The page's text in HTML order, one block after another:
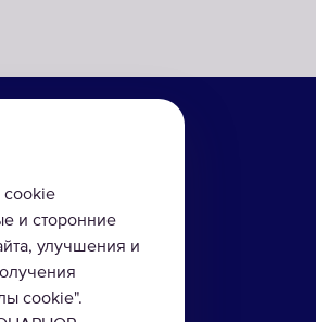
cookie
и сторонние
улучшения и
cookie".
Сервис напоминаний
купить